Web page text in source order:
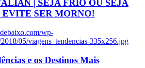
| SEJA FRIO OU SEJA
SER MORNO!
wp-
05/viagens_tendencias-335x256.jpg
e os Destinos Mais